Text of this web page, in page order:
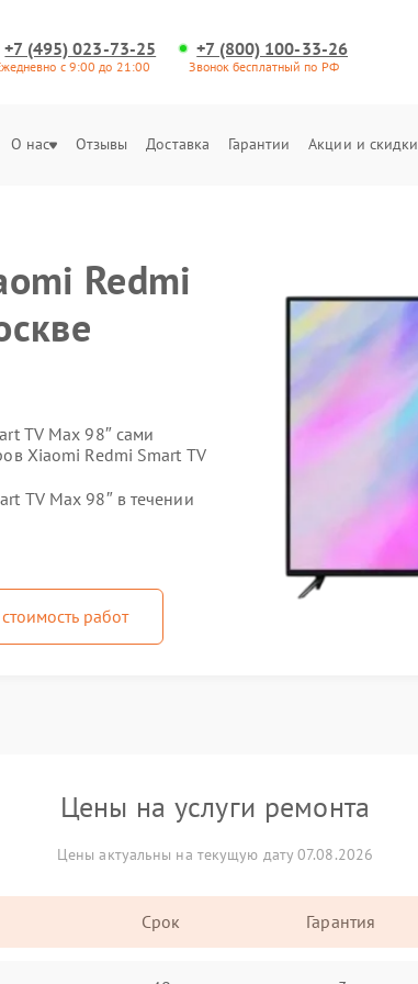
+7 (495) 023-73-25
с 9:00 до 21:00
+7 (800) 100-33-26
Звонок бесплатный по РФ
О нас Отзывы Доставка Гарантии Акции и скидки
Redmi
TV Max 98″ сами
Xiaomi Redmi Smart TV
TV Max 98″ в течении
работ
Цены на услуги ремонта
Цены актуальны на текущую дату 07.08.2026
Срок Гарантия